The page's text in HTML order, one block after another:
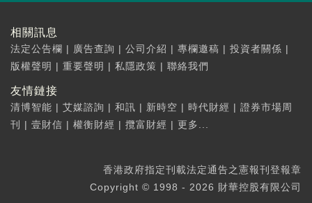
相關訊息
法定公告欄 | 廣告查詢 | 公司介紹 | 專欄邀稿 | 投資者關係 |
版權聲明 | 重要聲明 | 私隱政策 | 聯絡我們
友情鏈接
清博智能 | 艾媒諮詢 | 和訊 | 新時空 | 時代財經 | 證券市場周
刊
| 壹財信 | 權衡財經 | 攬富財經 | 更多...
香港政府指定刊載法定通告之憲報刊登報章
Copyright © 1998 - 2026 財華控股有限公司